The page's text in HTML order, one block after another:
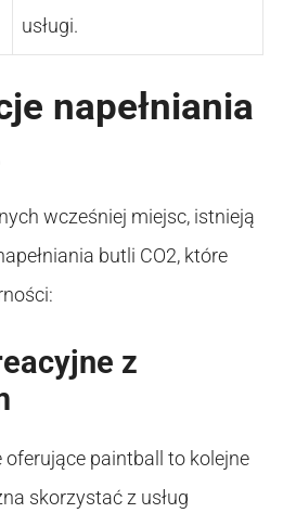
usługi.
napełniania
wcześniej miejsc, istnieją
butli CO2, które
z
oferujące paintball to kolejne
skorzystać z usług